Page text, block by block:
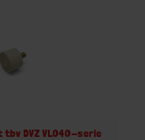
DVZ VL040-serie